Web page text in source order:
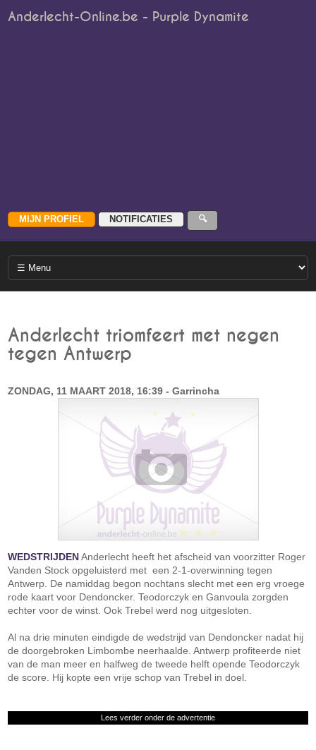
Anderlecht-Online.be - Purple Dynamite
Anderlecht triomfeert met negen
tegen Antwerp
ZONDAG, 11 MAART 2018, 16:39 - Garrincha
WEDSTRIJDENAnderlecht heeft het afscheid van voorzitter Roger
Vanden Stock opgeluisterd met een 2-1-overwinning tegen
Antwerp. De namiddag begon nochtans slecht met een erg vroege
rode kaart voor Dendoncker. Teodorczyk en Ganvoula zorgden
echter voor de winst. Ook Trebel werd nog uitgesloten.
Al na drie minuten eindigde de wedstrijd van Dendoncker nadat hij
de doorgebroken Limbombe neerhaalde. Antwerp profiteerde niet
van de man meer en halfweg de tweede helft opende Teodorczyk
de score. Hij kopte een vrije schop van Trebel in doel.
Lees verder onder de advertentie